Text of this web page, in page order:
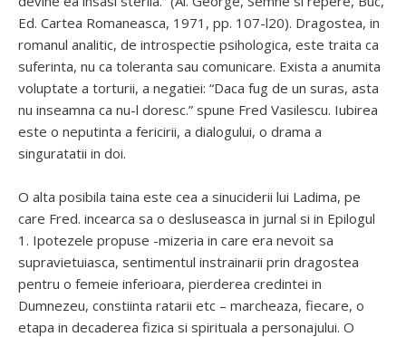
Ed. Cartea Romaneasca, 1971, pp. 107-l20). Dragostea, in
romanul analitic, de introspectie psihologica, este traita ca
suferinta, nu ca toleranta sau comunicare. Exista a anumita
voluptate a torturii, a negatiei: “Daca fug de un suras, asta
nu inseamna ca nu-l doresc.” spune Fred Vasilescu. Iubirea
este o neputinta a fericirii, a dialogului, o drama a
singuratatii in doi.
O alta posibila taina este cea a sinuciderii lui Ladima, pe
care Fred. incearca sa o desluseasca in jurnal si in Epilogul
1. Ipotezele propuse -mizeria in care era nevoit sa
supravietuiasca, sentimentul instrainarii prin dragostea
pentru o femeie inferioara, pierderea credintei in
Dumnezeu, constiinta ratarii etc – marcheaza, fiecare, o
etapa in decaderea fizica si spirituala a personajului. O